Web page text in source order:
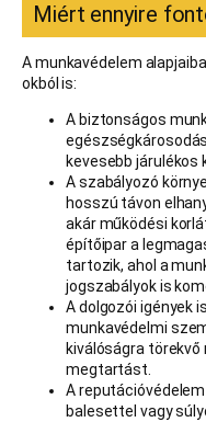
Miért ennyire
A munkavédelem
okból is:
A biztonságos
kevesebb járulékos
A szabályozó
hosszú távon
akár működési
építőipar a
tartozik, ahol a
jogszabályok is
A dolgozói igények
munkavédelmi
kiválóságra
megtartást.
A
balesettel vagy